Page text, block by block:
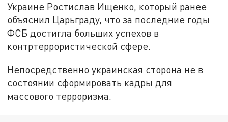
Украине Ростислав Ищенко, который ранее
объяснил Царьграду, что за последние годы
ФСБ достигла больших успехов в
контртеррористической сфере.
Непосредственно украинская сторона не в
состоянии сформировать кадры для
массового терроризма.